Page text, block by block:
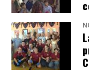
5º DÍA DE LAS